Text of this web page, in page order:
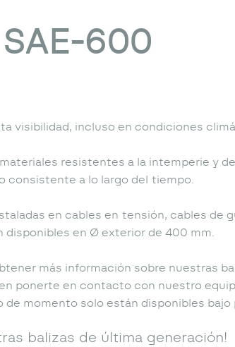
SAE-600
visibilidad, incluso en condiciones
resistentes a la intemperie y
consistente a lo largo del tiempo.
en cables en tensión, cables de
disponibles en Ø exterior de 400 mm.
más información sobre nuestras
ponerte en contacto con nuestro
de momento solo están disponibles bajo
balizas de última generación!